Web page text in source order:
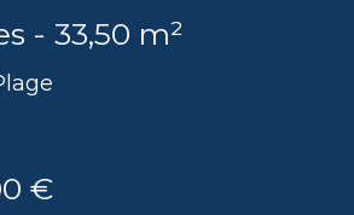
- 33,50 m²
€